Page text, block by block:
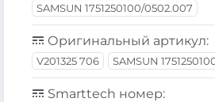
SAMSUN 1751250100/0502.007
Оригинальный артикул:
V201325 706 SAMSUN
Smarttech номер: